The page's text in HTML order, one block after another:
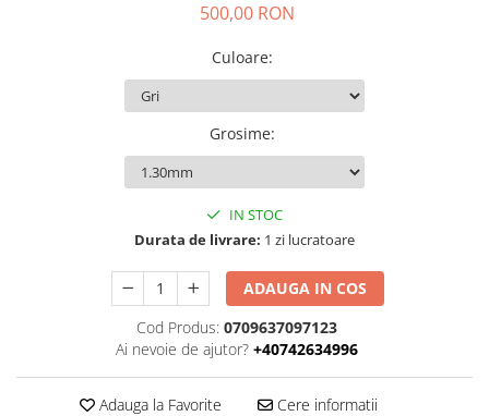
500,00 RON
Culoare:
Grosime:
IN STOC
Durata de livrare: 1 zi lucratoare
ADAUGA IN COS
Cod Produs: 0709637097123
Ai nevoie de ajutor? +40742634996
Adauga la Favorite Cere informatii